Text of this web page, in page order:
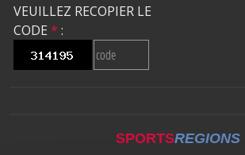
VEUILLEZ RECOPIER LE
CODE * :
SPORTSREGIONS